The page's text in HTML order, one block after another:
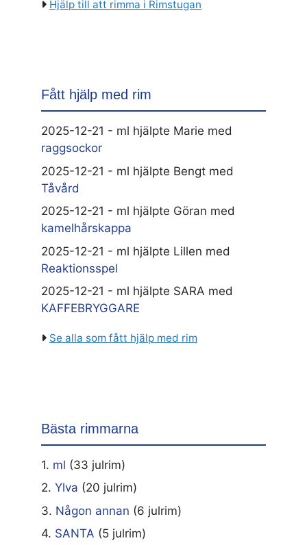
Hjälp till att rimma i Rimstugan
Fått hjälp med rim
2025-12-21 - ml hjälpte Marie med
raggsockor
2025-12-21 - ml hjälpte Bengt med
Tåvård
2025-12-21 - ml hjälpte Göran med
kamelhårskappa
2025-12-21 - ml hjälpte Lillen med
Reaktionsspel
2025-12-21 - ml hjälpte SARA med
KAFFEBRYGGARE
Se alla som fått hjälp med rim
Bästa rimmarna
1. ml (33 julrim)
2. Ylva (20 julrim)
3. Någon annan (6 julrim)
4. SANTA (5 julrim)